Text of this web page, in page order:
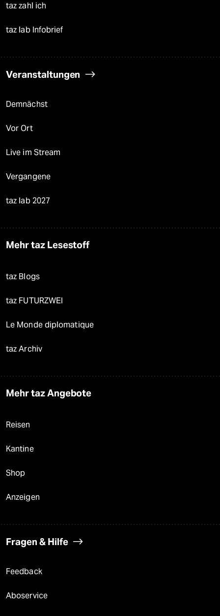
taz zahl ich
taz lab Infobrief
Veranstaltungen
Demnächst
Vor Ort
Live im Stream
Vergangene
taz lab 2027
Mehr taz Lesestoff
taz Blogs
taz FUTURZWEI
Le Monde diplomatique
taz Archiv
Mehr taz Angebote
Reisen
Kantine
Shop
Anzeigen
Fragen & Hilfe
Feedback
Aboservice